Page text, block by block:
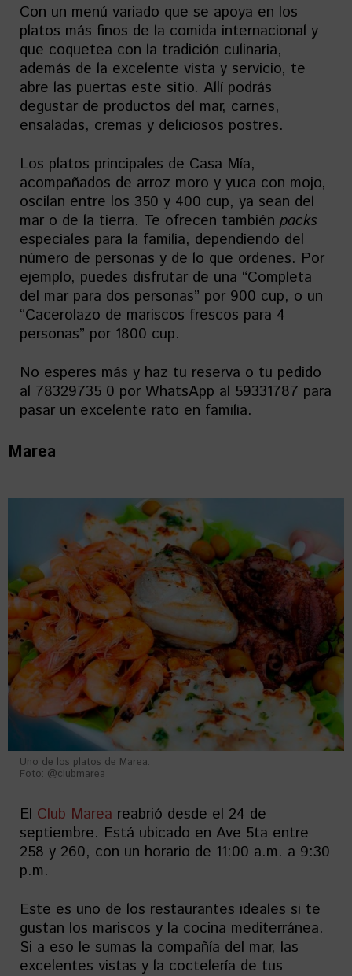
Con un menú variado que se apoya en los
platos más finos de la comida internacional y
que coquetea con la tradición culinaria,
además de la excelente vista y servicio, te
abre las puertas este sitio. Allí podrás
degustar de productos del mar, carnes,
ensaladas, cremas y deliciosos postres.
Los platos principales de Casa Mía,
acompañados de arroz moro y yuca con mojo,
oscilan entre los 350 y 400 cup, ya sean del
mar o de la tierra. Te ofrecen también packs
especiales para la familia, dependiendo del
número de personas y de lo que ordenes. Por
ejemplo, puedes disfrutar de una “Completa
del mar para dos personas” por 900 cup, o un
“Cacerolazo de mariscos frescos para 4
personas” por 1800 cup.
No esperes más y haz tu reserva o tu pedido
al 78329735 0 por WhatsApp al 59331787 para
pasar un excelente rato en familia.
Marea
Uno de los platos de Marea.
Foto: @clubmarea
El Club Marea reabrió desde el 24 de
septiembre. Está ubicado en Ave 5ta entre
258 y 260, con un horario de 11:00 a.m. a 9:30
p.m.
Este es uno de los restaurantes ideales si te
gustan los mariscos y la cocina mediterránea.
Si a eso le sumas la compañía del mar, las
excelentes vistas y la coctelería de tus